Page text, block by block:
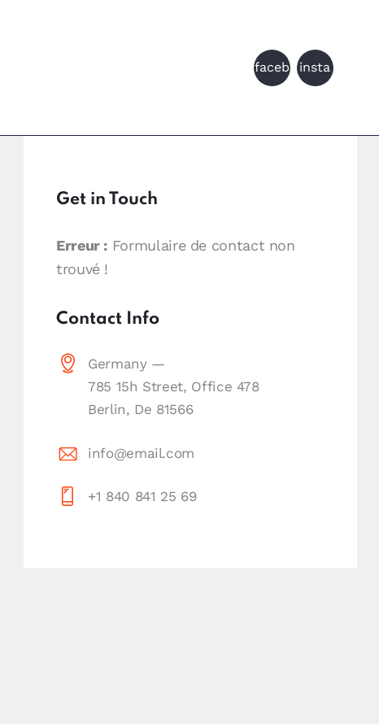
faceb insta
m
Get in Touch
Erreur : Formulaire de contact non
trouvé !
Contact Info
Germany —
785 15h Street, Office 478
Berlin, De 81566
info@email.com
+1 840 841 25 69